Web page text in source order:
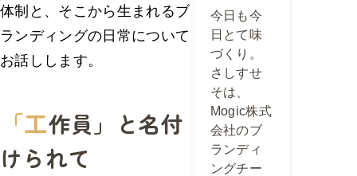
体制と、そこから生まれるブ
ランディングの日常について
お話しします。
「工作員」と名付
けられて
今日も今
日とて味
づくり。
さしすせ
そは、
Mogic株式
会社のブ
ランディ
ングチー